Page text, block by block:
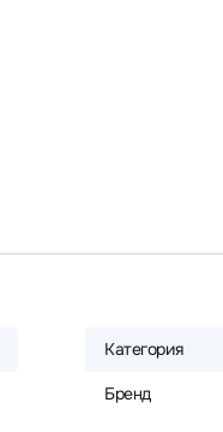
Категория
Бренд